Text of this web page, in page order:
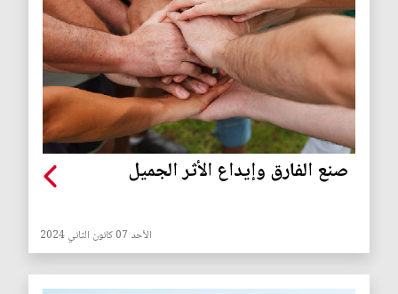
صنع الفارق وإيداع الأثر الجميل
الأحد 07 كانون الثاني 2024